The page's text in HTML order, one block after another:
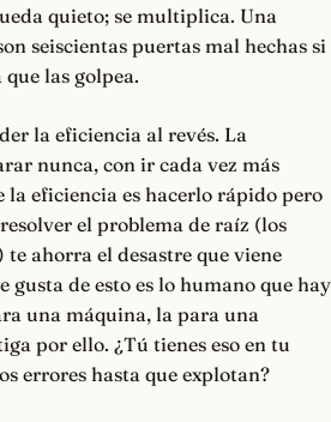
quieto; se multiplica. Una
seiscientas puertas mal hechas si
las golpea.
la eficiencia al revés. La
nunca, con ir cada vez más
la eficiencia es hacerlo rápido pero
el problema de raíz (los
te ahorra el desastre que viene
gusta de esto es lo humano que hay
una máquina, la para una
por ello. ¿Tú tienes eso en tu
errores hasta que explotan?